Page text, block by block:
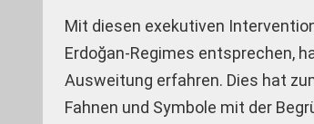
Mit diesen exekutiven
Erdoğan-Regimes entsprechen,
Ausweitung erfahren. Dies hat
Fahnen und Symbole mit der